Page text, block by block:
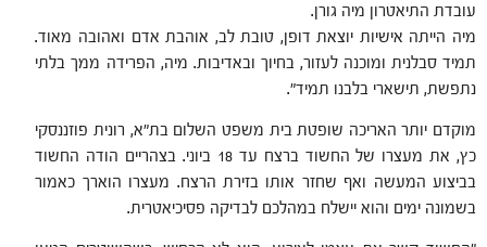
עובדת התיאטרון מיה גורן.
מיה הייתה אישיות יוצאת דופן, טובת לב, אוהבת אדם ואהובה מאוד.
תמיד סבלנית ומוכנה לעזור, בחיוך ובאדיבות. מיה, הפרידה ממך בלתי
נתפשת, תישארי בלבנו תמיד".
מוקדם יותר האריכה שופטת בית משפט השלום בת"א, רונית פוזננסקי
כץ, את מעצרו של החשוד ברצח עד 18 ביוני. בצהריים הודה החשוד
בביצוע המעשה ואף שחזר אותו בזירת הרצח. מעצרו הוארך כאמור
בשמונה ימים והוא יישלח במהלכם לבדיקה פסיכיאטרית.